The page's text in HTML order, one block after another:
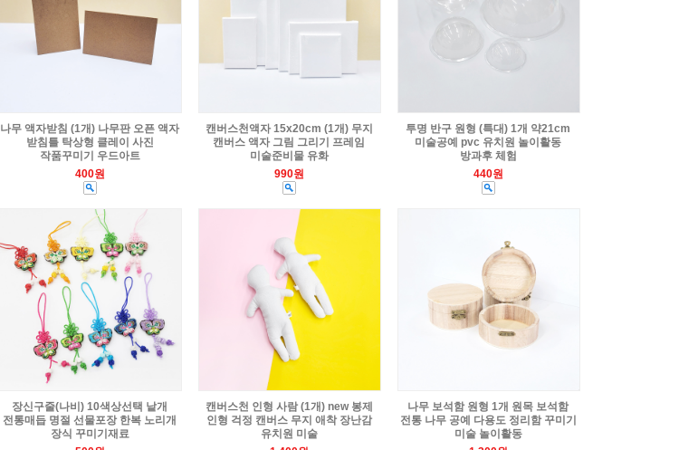
나무 액자받침 (1개) 나무판 오픈 액자
받침틀 탁상형 클레이 사진
작품꾸미기 우드아트
400원
캔버스천액자 15x20cm (1개) 무지
캔버스 액자 그림 그리기 프레임
미술준비물 유화
990원
투명 반구 원형 (특대) 1개 약21cm
미술공예 pvc 유치원 놀이활동
방과후 체험
440원
장신구줄(나비) 10색상선택 낱개
전통매듭 명절 선물포장 한복 노리개
장식 꾸미기재료
캔버스천 인형 사람 (1개) new 봉제
인형 걱정 캔버스 무지 애착 장난감
유치원 미술
나무 보석함 원형 1개 원목 보석함
전통 나무 공예 다용도 정리함 꾸미기
미술 놀이활동